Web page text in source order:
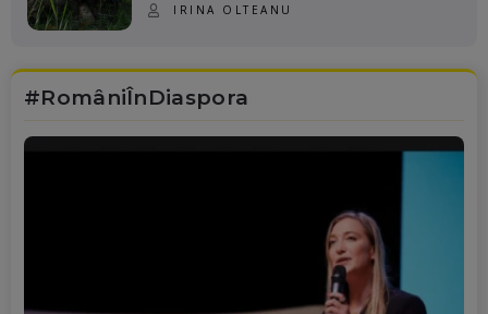
IRINA OLTEANU
#RomâniÎnDiaspora